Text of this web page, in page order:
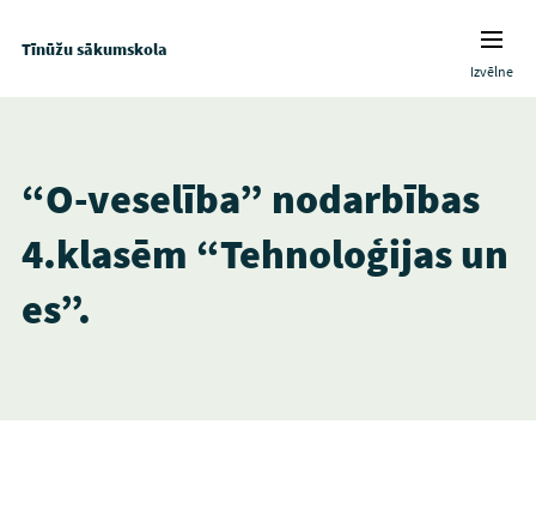
Tīnūžu sākumskola
Izvēlne
“O-veselība” nodarbības
4.klasēm “Tehnoloģijas un
es”.